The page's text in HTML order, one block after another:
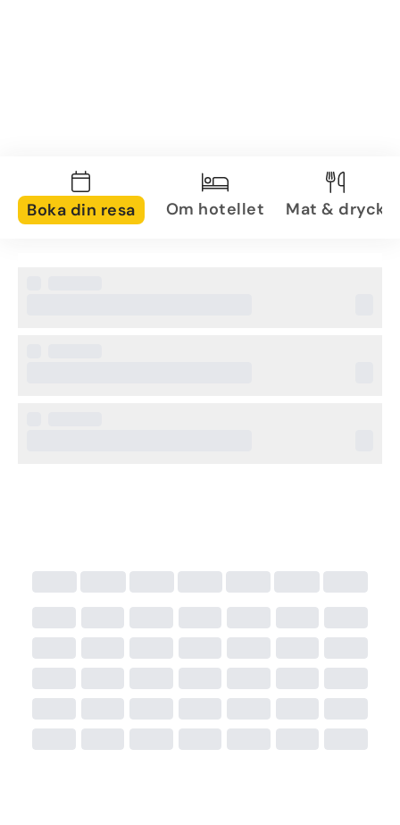
Boka din resa Om hotellet Mat & dryck